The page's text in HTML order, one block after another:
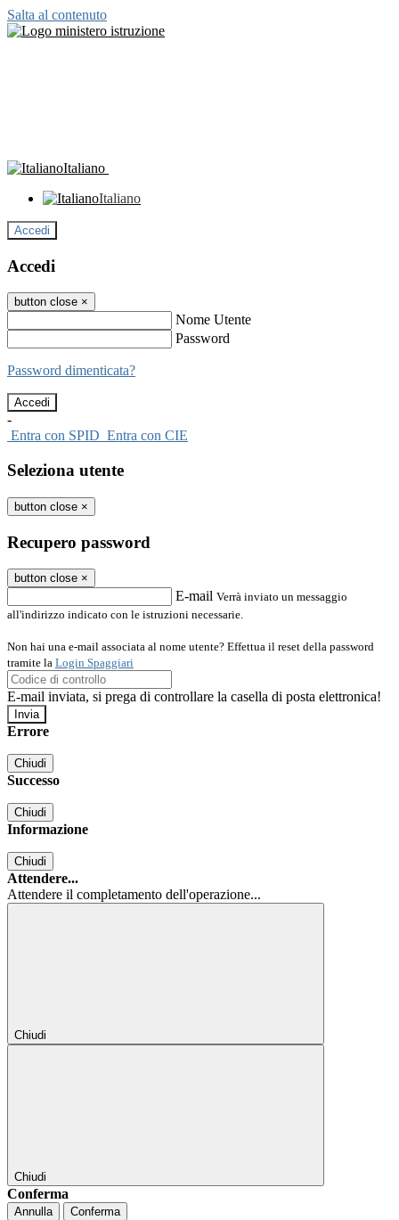
Salta al contenuto
Italiano
Italiano
Accedi
Accedi
button close ×
Nome Utente
Password
Password dimenticata?
-
Entra con SPID Entra con CIE
Seleziona utente
button close ×
Recupero password
button close ×
E-mail Verrà inviato un messaggio
all'indirizzo indicato con le istruzioni necessarie.
Non hai una e-mail associata al nome utente? Effettua il reset della password
tramite la Login Spaggiari
E-mail inviata, si prega di controllare la casella di posta elettronica!
Errore
Chiudi
Successo
Chiudi
Informazione
Chiudi
Attendere...
Attendere il completamento dell'operazione...
Chiudi
Chiudi
Conferma
Annulla Conferma